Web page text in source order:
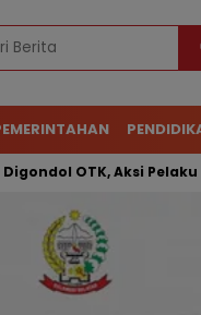
OTK, Aksi Pelaku